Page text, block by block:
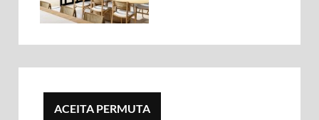
ACEITA PERMUTA